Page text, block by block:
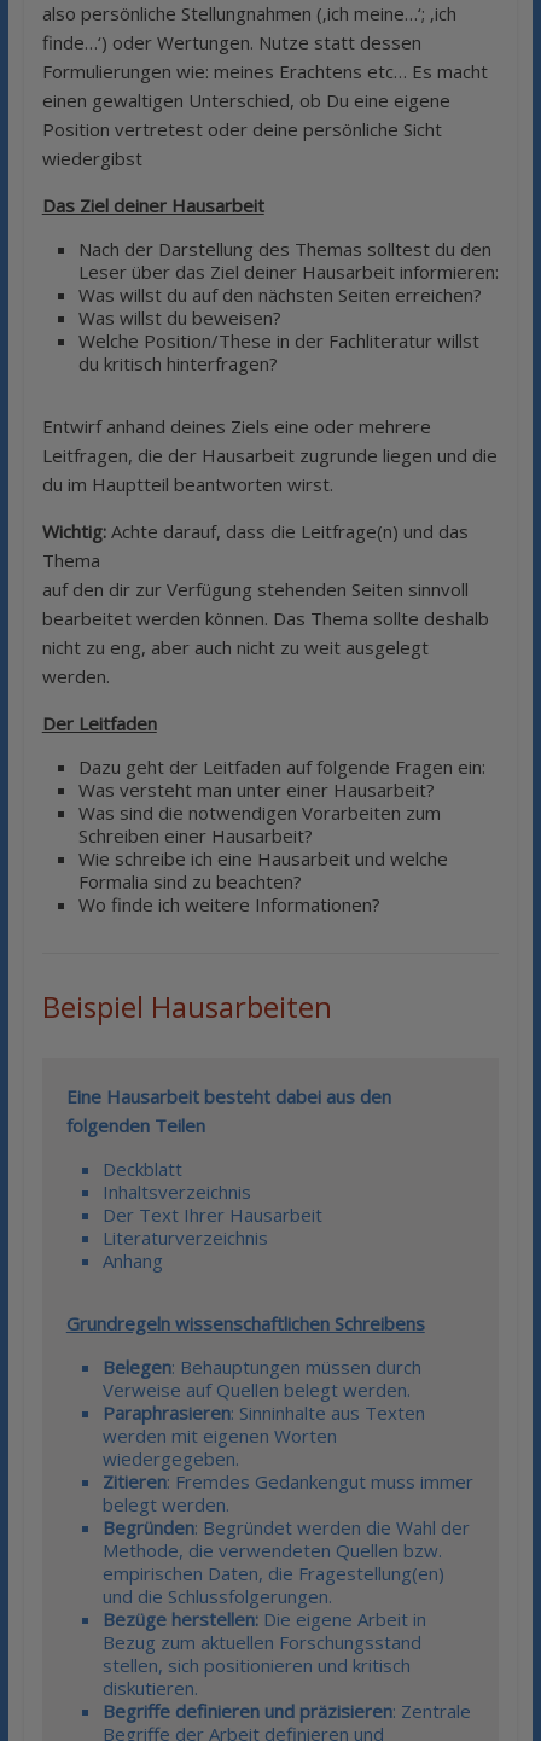
also persönliche Stellungnahmen (‚ich meine…‘; ‚ich
finde…‘) oder Wertungen. Nutze statt dessen
Formulierungen wie: meines Erachtens etc… Es macht
einen gewaltigen Unterschied, ob Du eine eigene
Position vertretest oder deine persönliche Sicht
wiedergibst
Das Ziel deiner Hausarbeit
Nach der Darstellung des Themas solltest du den
Leser über das Ziel deiner Hausarbeit informieren:
Was willst du auf den nächsten Seiten erreichen?
Was willst du beweisen?
Welche Position/These in der Fachliteratur willst
du kritisch hinterfragen?
Entwirf anhand deines Ziels eine oder mehrere
Leitfragen, die der Hausarbeit zugrunde liegen und die
du im Hauptteil beantworten wirst.
Wichtig:Achte darauf, dass die Leitfrage(n) und das
Thema
auf den dir zur Verfügung stehenden Seiten sinnvoll
bearbeitet werden können. Das Thema sollte deshalb
nicht zu eng, aber auch nicht zu weit ausgelegt
werden.
Der Leitfaden
Dazu geht der Leitfaden auf folgende Fragen ein:
Was versteht man unter einer Hausarbeit?
Was sind die notwendigen Vorarbeiten zum
Schreiben einer Hausarbeit?
Wie schreibe ich eine Hausarbeit und welche
Formalia sind zu beachten?
Wo finde ich weitere Informationen?
Beispiel Hausarbeiten
Eine Hausarbeit besteht dabei aus den
folgenden Teilen
Deckblatt
Inhaltsverzeichnis
Der Text Ihrer Hausarbeit
Literaturverzeichnis
Anhang
Grundregeln wissenschaftlichen Schreibens
Belegen: Behauptungen müssen durch
Verweise auf Quellen belegt werden.
Paraphrasieren: Sinninhalte aus Texten
werden mit eigenen Worten
wiedergegeben.
Zitieren: Fremdes Gedankengut muss immer
belegt werden.
Begründen: Begründet werden die Wahl der
Methode, die verwendeten Quellen bzw.
empirischen Daten, die Fragestellung(en)
und die Schlussfolgerungen.
Bezüge herstellen:Die eigene Arbeit in
Bezug zum aktuellen Forschungsstand
stellen, sich positionieren und kritisch
diskutieren.
Begriffe definieren und präzisieren: Zentrale
Begriffe der Arbeit definieren und